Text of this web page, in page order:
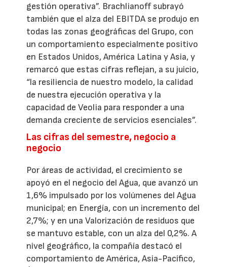
gestión operativa”. Brachlianoff subrayó
también que el alza del EBITDA se produjo en
todas las zonas geográficas del Grupo, con
un comportamiento especialmente positivo
en Estados Unidos, América Latina y Asia, y
remarcó que estas cifras reflejan, a su juicio,
“la resiliencia de nuestro modelo, la calidad
de nuestra ejecución operativa y la
capacidad de Veolia para responder a una
demanda creciente de servicios esenciales”.
Las cifras del semestre, negocio a
negocio
Por áreas de actividad, el crecimiento se
apoyó en el negocio del Agua, que avanzó un
1,6% impulsado por los volúmenes del Agua
municipal; en Energía, con un incremento del
2,7%; y en una Valorización de residuos que
se mantuvo estable, con un alza del 0,2%. A
nivel geográfico, la compañía destacó el
comportamiento de América, Asia-Pacífico,